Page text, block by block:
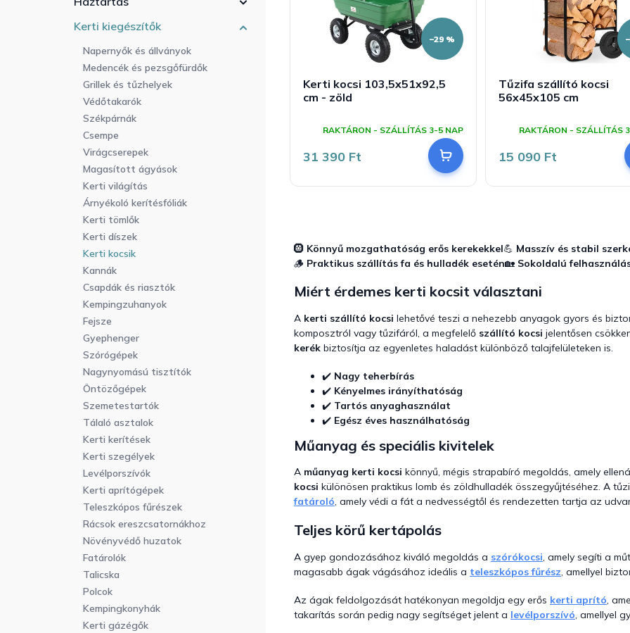
Kerti kiegészítők
Napernyők és állványok
Medencék és pezsgőfürdők
Grillek és tűzhelyek
Védőtakarók
Székpárnák
Csempe
Virágcserepek
Magasított ágyások
Kerti világítás
Árnyékoló kerítésfóliák
Kerti tömlők
Kerti díszek
Kerti kocsik
Kannák
Csapdák és riasztók
Kempingzuhanyok
Fejsze
Gyephenger
Szórógépek
Nagynyomású tisztítók
Öntözőgépek
Szemetestartók
Tálaló asztalok
Kerti kerítések
Kerti szegélyek
Levélporszívók
Kerti aprítógépek
Teleszkópos fűrészek
Rácsok ereszcsatornákhoz
Növényvédő huzatok
Fatárolók
Talicska
Polcok
Kempingkonyhák
Kerti gázégők
–29 %
Kerti kocsi 103,5x51x92,5
cm - zöld
termék
értékelése
5-
5,0
RAKTÁRON - SZÁLLÍTÁS 3-5 NAP
31 390 Ft
Tűzifa szállító kocsi
56x45x105 cm
termék
értékelése
5-
5,0
RAKTÁRON - SZÁLLÍTÁS
15 090 Ft
t
a
n
y
í
i
🛞 Könnyű mozgathatóság erős kerekekkel💪 Masszív és stabil
🪵 Praktikus szállítás fa és hulladék esetén🏡 Sokoldalú
Miért érdemes kerti kocsit választani
A kerti szállító kocsi lehetővé teszi a nehezebb anyagok gyors és
komposztról vagy tűzifáról, a megfelelő szállító kocsi jelentősen
kerék biztosítja az egyenletes haladást különböző talajfelületeken is.
✔️ Nagy teherbírás
✔️ Kényelmes irányíthatóság
✔️ Tartós anyaghasználat
✔️ Egész éves használhatóság
Műanyag és speciális kivitelek
A műanyag kerti kocsi könnyű, mégis strapabíró megoldás, amely
kocsi különösen praktikus lomb és zöldhulladék összegyűjtéséhez. A
fatároló, amely védi a fát a nedvességtől és rendezetten tartja az
Teljes körű kertápolás
A gyep gondozásához kiváló megoldás a szórókocsi, amely segíti a
magasabb ágak vágásához ideális a teleszkópos fűrész, amellyel
Az ágak feldolgozását hatékonyan megoldja egy erős kerti aprító,
takarítás során pedig nagy segítséget jelent a levélporszívó, amellyel